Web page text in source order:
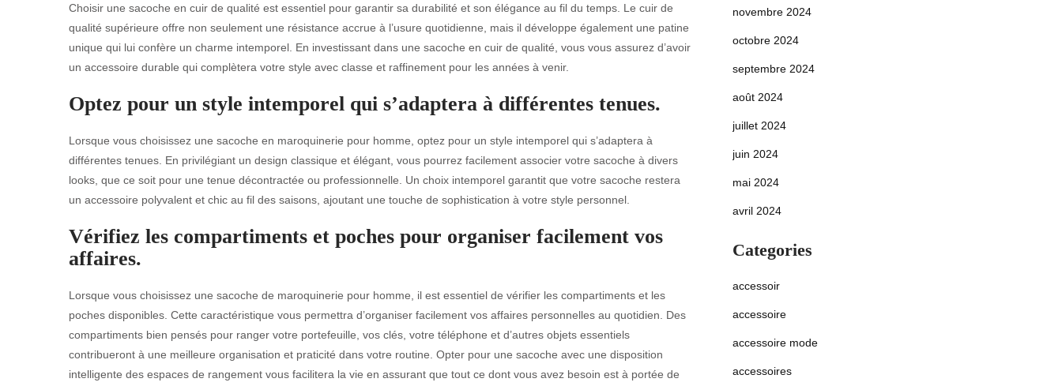
Choisir une sacoche en cuir de qualité est essentiel pour garantir sa durabilité et son élégance au fil du temps. Le cuir de
qualité supérieure offre non seulement une résistance accrue à l’usure quotidienne, mais il développe également une patine
unique qui lui confère un charme intemporel. En investissant dans une sacoche en cuir de qualité, vous vous assurez d’avoir
un accessoire durable qui complètera votre style avec classe et raffinement pour les années à venir.
Optez pour un style intemporel qui s’adaptera à différentes tenues.
Lorsque vous choisissez une sacoche en maroquinerie pour homme, optez pour un style intemporel qui s’adaptera à
différentes tenues. En privilégiant un design classique et élégant, vous pourrez facilement associer votre sacoche à divers
looks, que ce soit pour une tenue décontractée ou professionnelle. Un choix intemporel garantit que votre sacoche restera
un accessoire polyvalent et chic au fil des saisons, ajoutant une touche de sophistication à votre style personnel.
Vérifiez les compartiments et poches pour organiser facilement vos
affaires.
Lorsque vous choisissez une sacoche de maroquinerie pour homme, il est essentiel de vérifier les compartiments et les
poches disponibles. Cette caractéristique vous permettra d’organiser facilement vos affaires personnelles au quotidien. Des
compartiments bien pensés pour ranger votre portefeuille, vos clés, votre téléphone et d’autres objets essentiels
contribueront à une meilleure organisation et praticité dans votre routine. Opter pour une sacoche avec une disposition
intelligente des espaces de rangement vous facilitera la vie en assurant que tout ce dont vous avez besoin est à portée de
novembre 2024
octobre 2024
septembre 2024
août 2024
juillet 2024
juin 2024
mai 2024
avril 2024
Categories
accessoir
accessoire
accessoire mode
accessoires